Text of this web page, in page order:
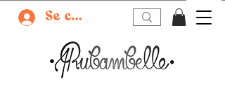
Se connecter